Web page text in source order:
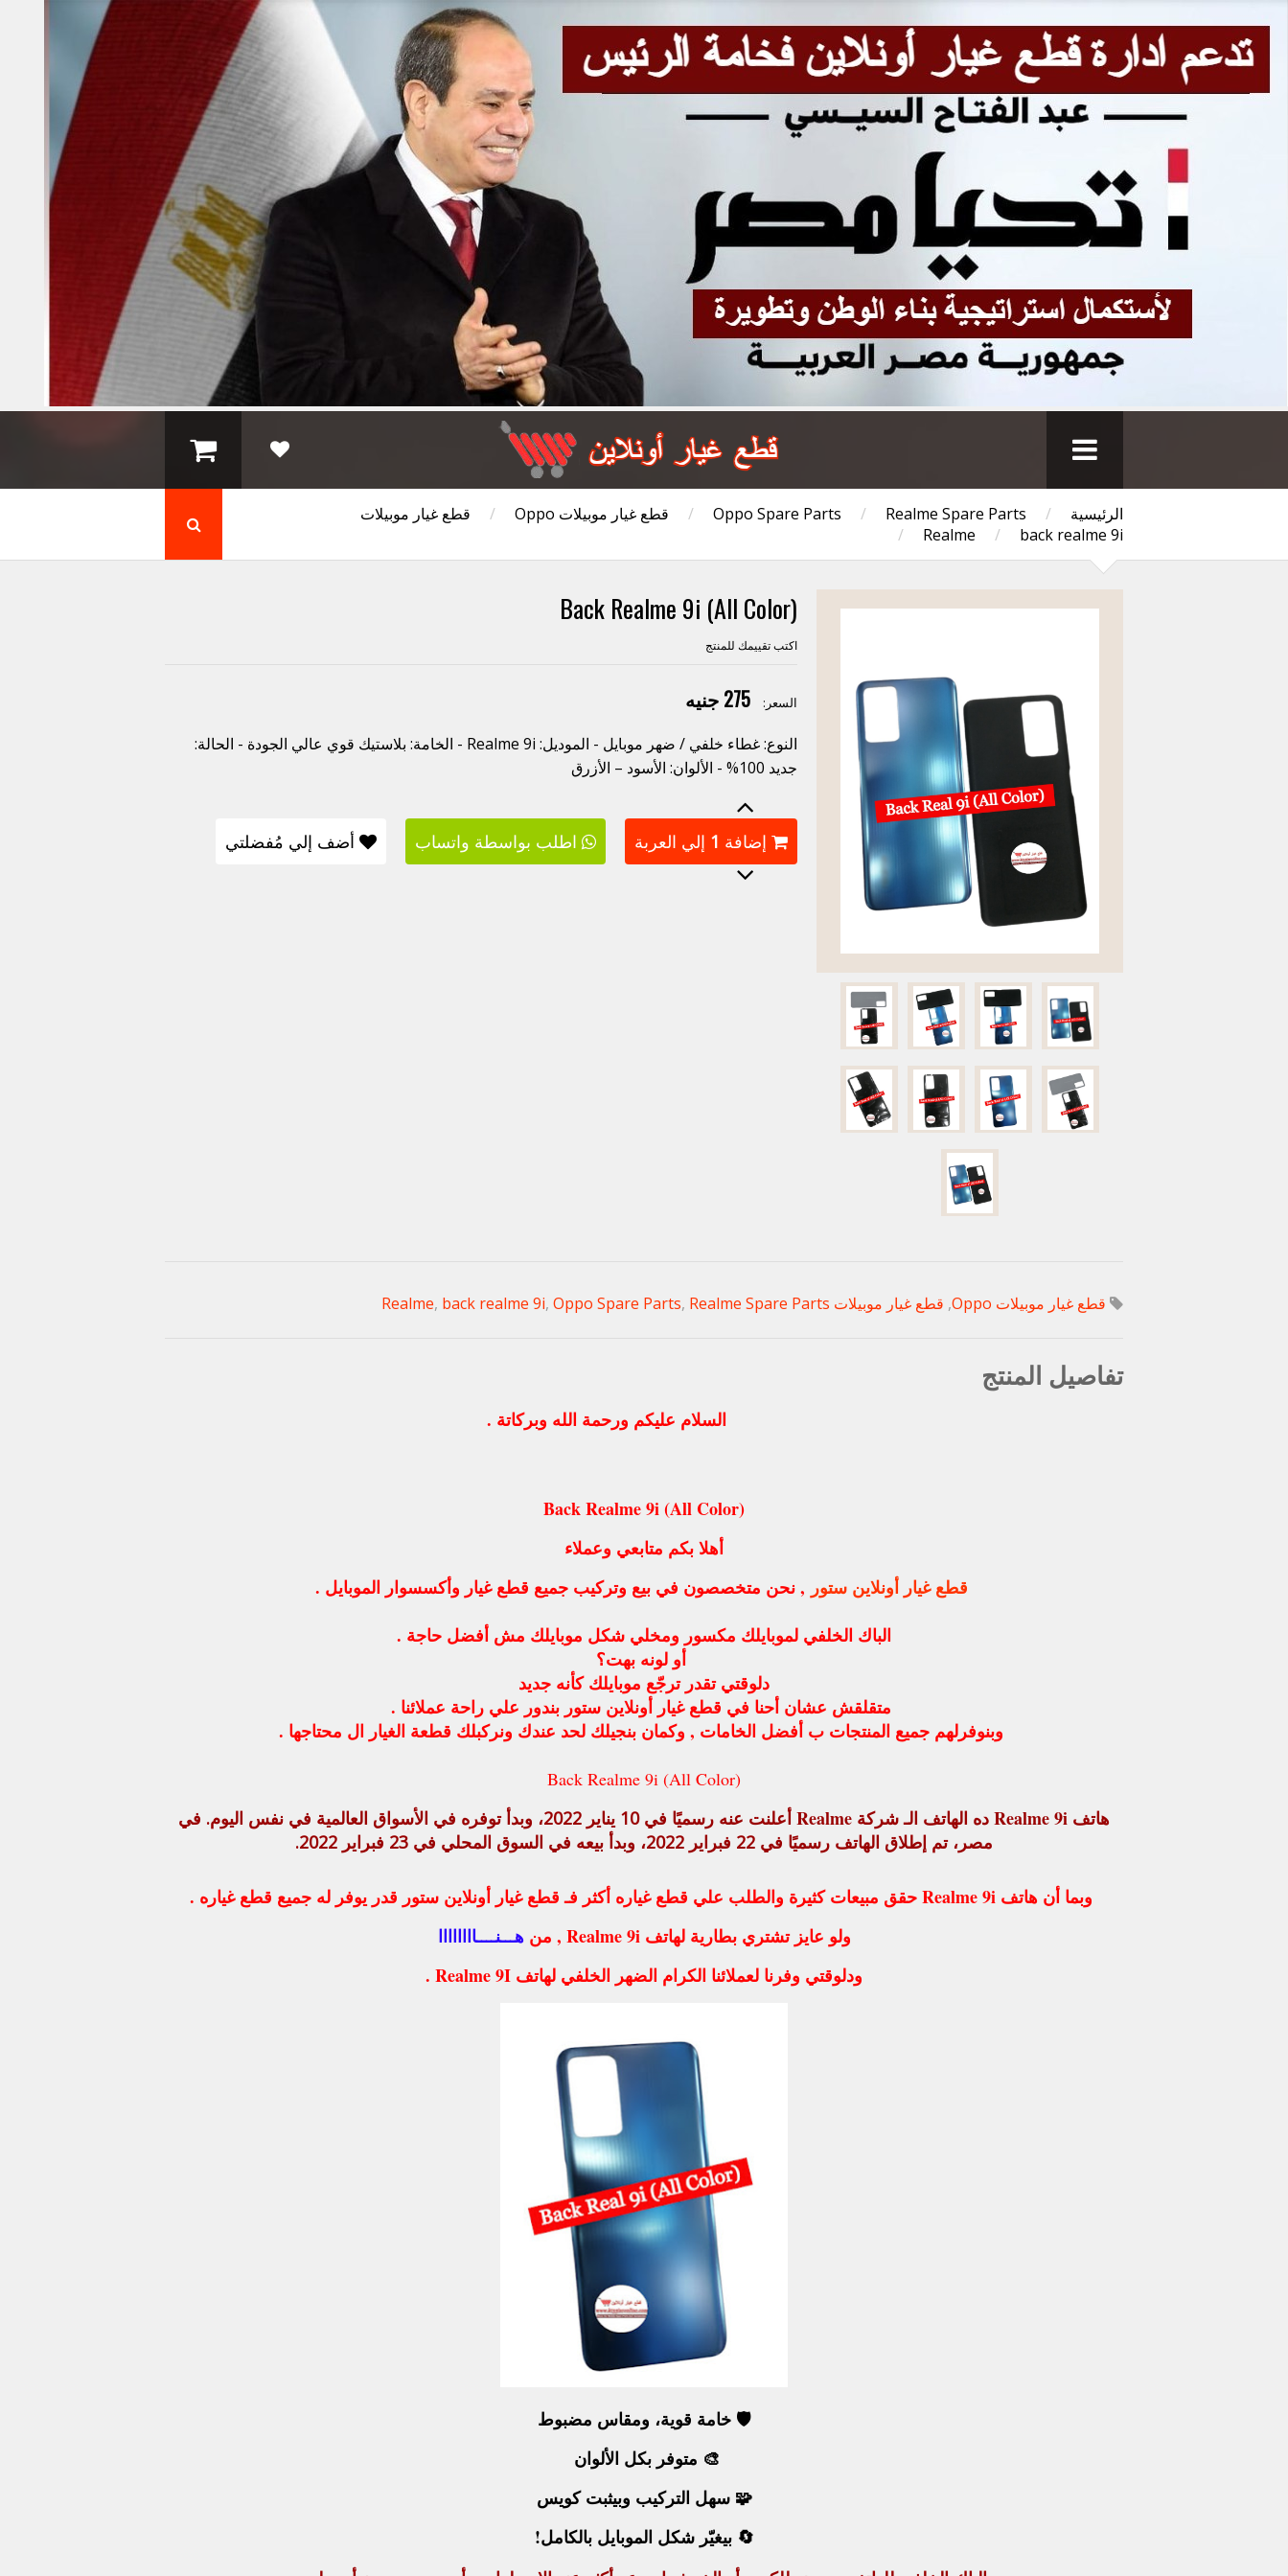
الرئيسية /
Oppo Spare Parts / Realme Spare Parts
/ قطع غيار موبيلات Oppo /
قطع غيار موبيلات
Realme
/ back realme 9i
/
Back Realme 9i (All Color)
اكتب تقييمك للمنتج
السعر: 275 جنيه
النوع: غطاء خلفي / ضهر موبايل - الموديل: Realme 9i - الخامة: بلاستيك قوي عالي الجودة - الحالة:
جديد 100% - الألوان: الأسود – الأزرق
إضافة 1 إلي العربة اطلب بواسطة واتساب أضف إلي مُفضلتي
قطع غيار موبيلات Oppo , قطع غيار موبيلات Realme , back realme 9i, Oppo Spare Parts, Realme Spare Parts
تفاصيل المنتج
السلام عليكم ورحمة الله وبركاتة .
Back Realme 9i (All Color)
أهلا بكم متابعي وعملاء
قطع غيار أونلاين ستور , نحن متخصصون في بيع وتركيب جميع قطع غيار وأكسسوار الموبايل .
الباك الخلفي لموبايلك مكسور ومخلي شكل موبايلك مش أفضل حاجة .
أو لونه بهت؟
دلوقتي تقدر ترجّع موبايلك كأنه جديد
متقلقش عشان أحنا في قطع غيار أونلاين ستور بندور علي راحة عملائنا .
وبنوفرلهم جميع المنتجات ب أفضل الخامات , وكمان بنجيلك لحد عندك ونركبلك قطعة الغيار ال محتاجها .
Back Realme 9i (All Color)
هاتف Realme 9i ده الهاتف الـ شركة Realme أعلنت عنه رسميًا في10 يناير 2022 ، وبدأ توفره في الأسواق العالمية في نفس اليوم. في
مصر، تم إطلاق الهاتف رسميًا في 22 فبراير 2022 ، وبدأ بيعه في السوق المحلي في 23 فبراير 2022 .
وبما أن هاتف Realme 9i حقق مبيعات كثيرة والطلب علي قطع غياره أكثر فـ قطع غيار أونلاين ستور قدر يوفر له جميع قطع غياره .
ولو عايز تشتري بطارية لهاتف Realme 9i , من
هـــنــــاااااااا
ودلوقتي وفرنا لعملائنا الكرام الضهر الخلفي لهاتف Realme 9I .
🛡️ خامة قوية، ومقاس مضبوط
🎨 متوفر بكل الألوان
🧩 سهل التركيب وبيثبت كويس
🔄 بيغيّر شكل الموبايل بالكامل!